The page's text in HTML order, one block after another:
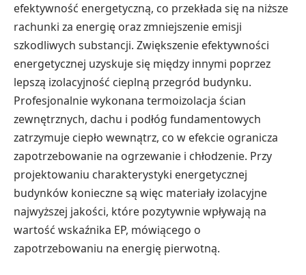
efektywność energetyczną, co przekłada się na niższe
rachunki za energię oraz zmniejszenie emisji
szkodliwych substancji. Zwiększenie efektywności
energetycznej uzyskuje się między innymi poprzez
lepszą izolacyjność cieplną przegród budynku.
Profesjonalnie wykonana termoizolacja ścian
zewnętrznych, dachu i podłóg fundamentowych
zatrzymuje ciepło wewnątrz, co w efekcie ogranicza
zapotrzebowanie na ogrzewanie i chłodzenie. Przy
projektowaniu charakterystyki energetycznej
budynków konieczne są więc materiały izolacyjne
najwyższej jakości, które pozytywnie wpływają na
wartość wskaźnika EP, mówiącego o
zapotrzebowaniu na energię pierwotną.